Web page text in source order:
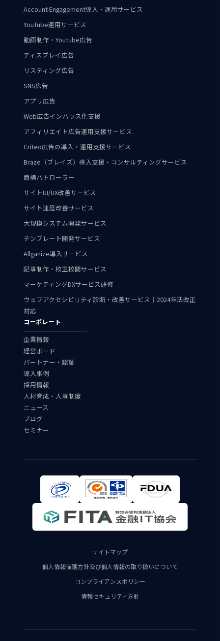
Account Engagement導入・運用サービス
YouTube運用サービス
動画制作・Youtube広告
ディスプレイ広告
リスティング広告
SNS広告
アプリ広告
Web広告インハウス化支援
アフィリエイト広告運用支援サービス
Criteo広告の導入・運用支援サービス
Braze（ブレイズ）導入支援・コンサルティングサービス
商標パトローラー
サイトUI/UX改善サービス
サイト速度改善サービス
大規模システム開発サービス
テンプレート開発サービス
Allganize導入サービス
記事制作・校正校閲サービス
マーケティングDXサービス研修
ウェブアクセシビリティ診断・改善サービス｜2024年法改正
対応
コーポレート
企業情報
経営ボード
パートナー・認証
導入事例
採用情報
人材育成・人事制度
ニュース
ブログ
セミナー
サイトマップ
個人情報保護方針及び個人情報の取り扱いについて
コンプライアンスポリシー
情報セキュリティ方針